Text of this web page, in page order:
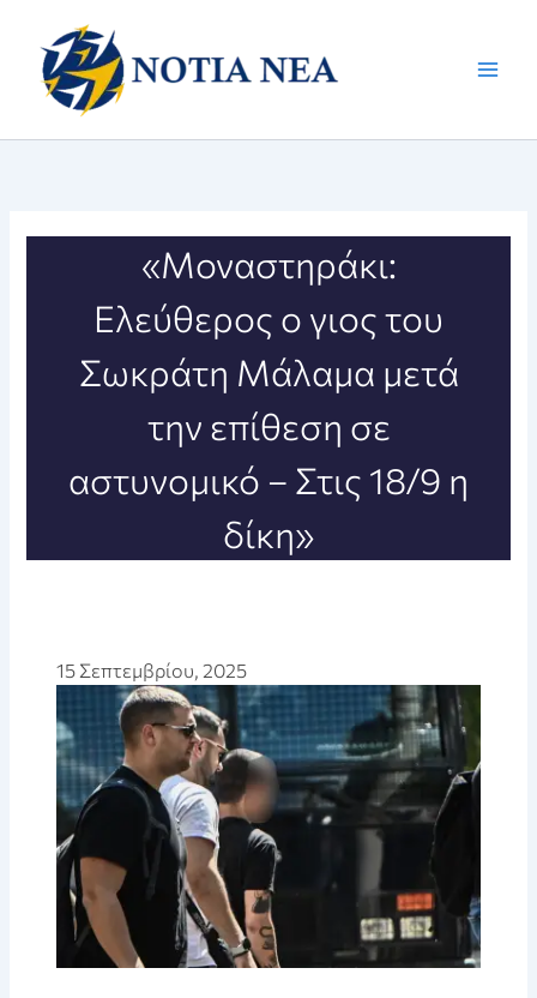
περιεχόμενο
«Μοναστηράκι:
Ελεύθερος ο γιος του
Σωκράτη Μάλαμα μετά
την επίθεση σε
αστυνομικό – Στις 18/9 η
δίκη»
15 Σεπτεμβρίου, 2025